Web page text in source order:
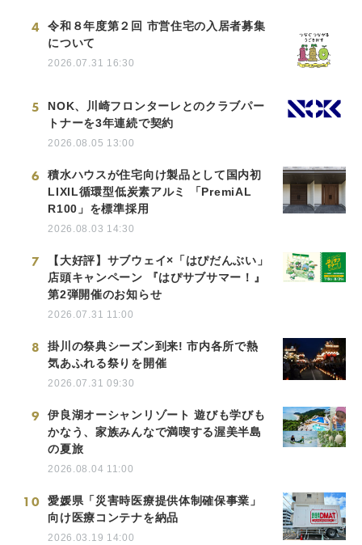
4
令和８年度第２回 市営住宅の入居者募集
について
2026.07.31 16:30
5
NOK、川崎フロンターレとのクラブパー
トナーを3年連続で契約
2026.08.05 13:00
6
積水ハウスが住宅向け製品として国内初
LIXIL循環型低炭素アルミ 「PremiAL
R100」を標準採用
2026.08.03 14:30
7
【大好評】サブウェイ×「はぴだんぶい」
店頭キャンペーン 『はぴサブサマー！』
第2弾開催のお知らせ
2026.07.31 11:00
8
掛川の祭典シーズン到来! 市内各所で熱
気あふれる祭りを開催
2026.07.31 09:30
9
伊良湖オーシャンリゾート 遊びも学びも
かなう、家族みんなで満喫する渥美半島
の夏旅
2026.08.04 11:00
10
愛媛県「災害時医療提供体制確保事業」
向け医療コンテナを納品
2026.03.19 14:00